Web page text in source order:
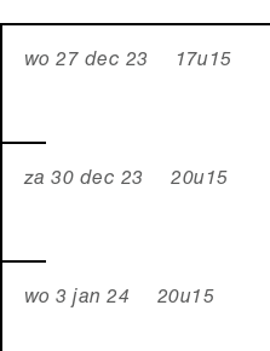
wo 27 dec 23 17u15
za 30 dec 23 20u15
wo 3 jan 24 20u15